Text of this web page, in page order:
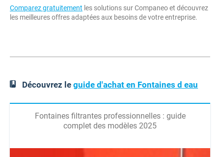
Comparez gratuitement les solutions sur Companeo et découvrez
les meilleures offres adaptées aux besoins de votre entreprise.
Découvrez leguide d'achat en Fontaines d eau
Fontaines filtrantes professionnelles : guide
complet des modèles 2025